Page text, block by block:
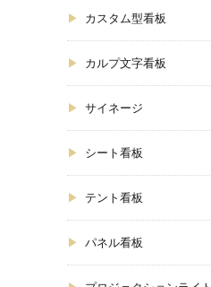
カスタム型看板
カルプ文字看板
サイネージ
シート看板
テント看板
パネル看板